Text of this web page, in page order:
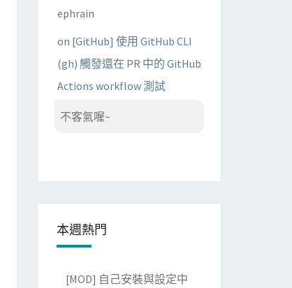
ephrain
on [GitHub] 使用 GitHub CLI
(gh) 觸發還在 PR 中的 GitHub
Actions workflow 測試
不客氣喔~
本週熱門
[MOD] 自己安裝與設定中